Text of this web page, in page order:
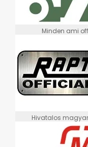
Minden ami
Hivatalos